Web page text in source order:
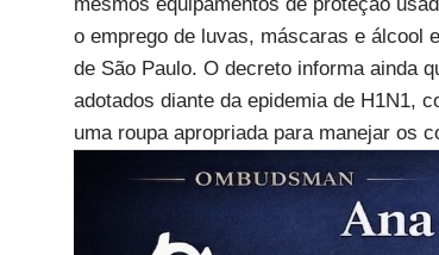
o emprego de luvas, máscaras e álcool
de São Paulo. O decreto informa ainda
adotados diante da epidemia de H1N1,
uma roupa apropriada para manejar os